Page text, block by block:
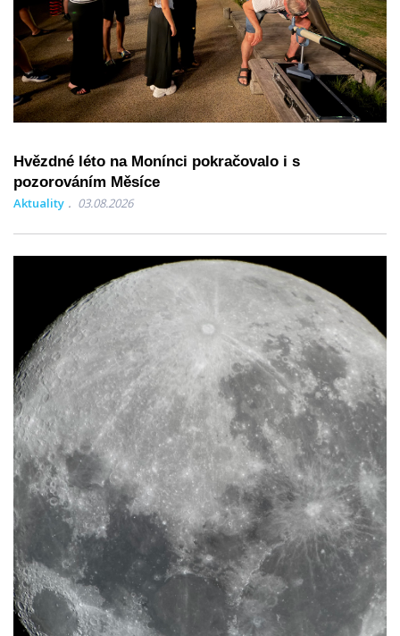
Hvězdné léto na Monínci pokračovalo i s
pozorováním Měsíce
Aktuality 03.08.2026